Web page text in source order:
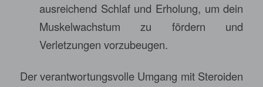
ausreichend Schlaf und Erholung, um dein
Muskelwachstum zu fördern und
Verletzungen vorzubeugen.
Der verantwortungsvolle Umgang mit Steroiden